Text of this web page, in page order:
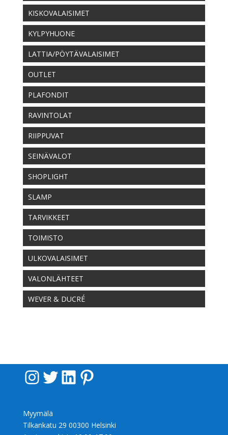
KISKOVALAISIMET
KYLPYHUONE
LATTIA/PÖYTÄVALAISIMET
OUTLET
PLAFONDIT
RAVINTOLAT
RIIPPUVAT
SEINÄVALOT
SHOPLIGHT
SLAMP
TARVIKKEET
TOIMISTO
ULKOVALAISIMET
VALONLÄHTEET
WEVER & DUCRÉ
InstagramTwitter LinkedIn Pinterest
Myymälä
Tilkankatu 29 00300 Helsinki